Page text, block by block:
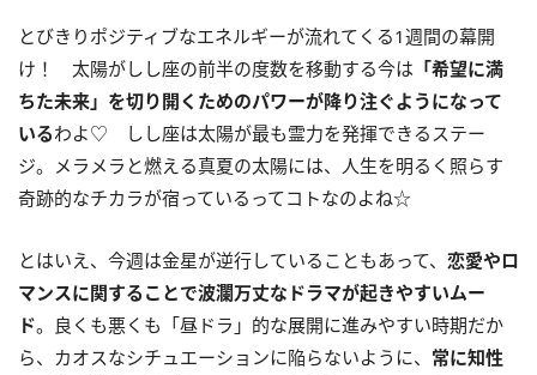
とびきりポジティブなエネルギーが流れてくる1週間の幕開
け！ 太陽がしし座の前半の度数を移動する今は 「希望に満
ちた未来」を切り開くためのパワーが降り注ぐようになって
いるわよ♡ しし座は太陽が最も霊力を発揮できるステー
ジ。メラメラと燃える真夏の太陽には、人生を明るく照らす
奇跡的なチカラが宿っているってコトなのよね☆
とはいえ、今週は金星が逆行していることもあって、 恋愛やロ
マンスに関することで波瀾万丈なドラマが起きやすいムー
ド。良くも悪くも「昼ドラ」的な展開に進みやすい時期だか
ら、カオスなシチュエーションに陥らないように、 常に知性